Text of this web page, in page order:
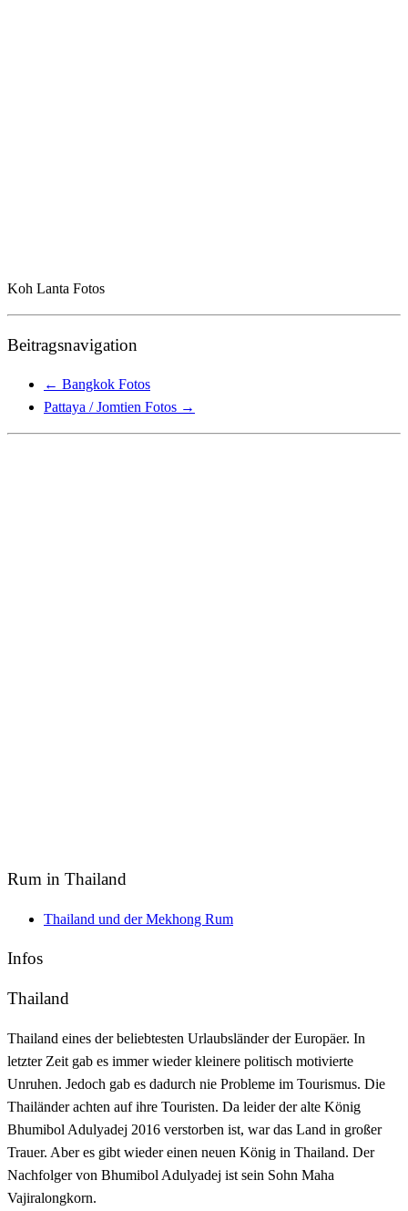
Koh Lanta Fotos
Beitragsnavigation
← Bangkok Fotos
Pattaya / Jomtien Fotos →
Rum in Thailand
Thailand und der Mekhong Rum
Infos
Thailand
Thailand eines der beliebtesten Urlaubsländer der Europäer. In
letzter Zeit gab es immer wieder kleinere politisch motivierte
Unruhen. Jedoch gab es dadurch nie Probleme im Tourismus. Die
Thailänder achten auf ihre Touristen. Da leider der alte König
Bhumibol Adulyadej 2016 verstorben ist, war das Land in großer
Trauer. Aber es gibt wieder einen neuen König in Thailand. Der
Nachfolger von Bhumibol Adulyadej ist sein Sohn Maha
Vajiralongkorn.